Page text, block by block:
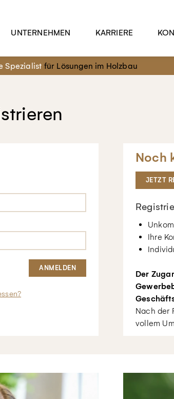
UNTERNEHMEN KARRIERE
Spezialist für Lösungen im Holzbau
Noch
JETZT
Ihre
Der
Nach der
vollem